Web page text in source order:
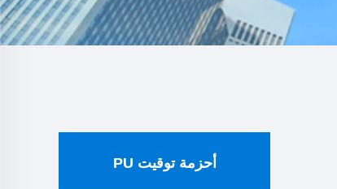
أحزمة توقيت PU